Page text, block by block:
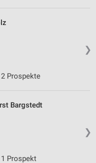
❯
Prospekte
❯
Bargstedt
1 Prospekt